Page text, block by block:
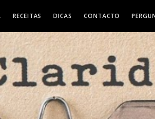
RECEITAS DICAS CONTACTO